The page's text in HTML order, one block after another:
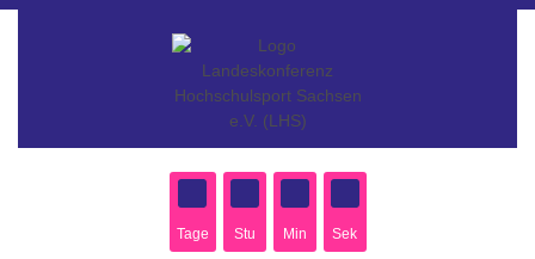
Tage Stu Min Sek